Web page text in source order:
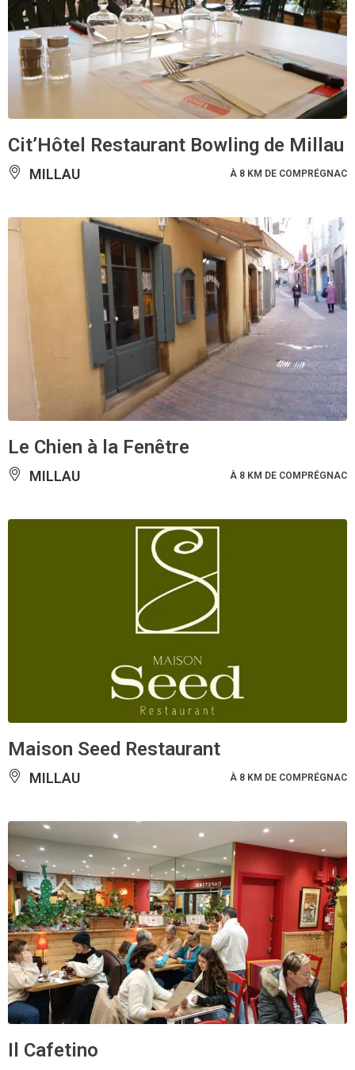
Cit’Hôtel Restaurant Bowling de Millau
MILLAU À 8 KM DE COMPRÉGNAC
Le Chien à la Fenêtre
MILLAU À 8 KM DE COMPRÉGNAC
Maison Seed Restaurant
MILLAU À 8 KM DE COMPRÉGNAC
Il Cafetino